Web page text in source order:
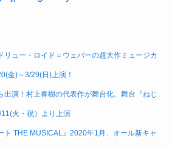
リュー・ロイド＝ウェバーの超大作ミュージカ
金)～3/29(日)上演！
出演！村上春樹の代表作が舞台化、舞台『ねじ
火・祝）より上演
ト THE MUSICAL』2020年1月、オール新キャ